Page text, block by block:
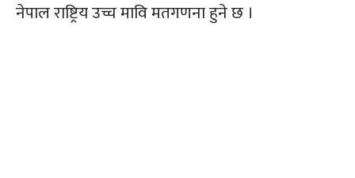
नेपाल राष्ट्रिय उच्च मावि मतगणना हुने छ ।